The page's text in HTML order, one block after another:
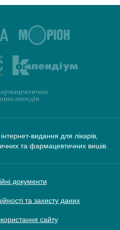
видання для лікарів,
та фармацевтичних вишів.
документи
та захисту даних
сайту